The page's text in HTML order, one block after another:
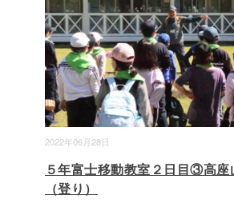
2022年06月28日
５年富士移動教室２日目③高座
（登り）